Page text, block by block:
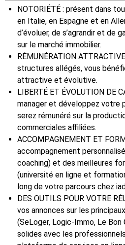
NOTORIÉTÉ : présent dans
en Italie, en Espagne et en
d’évoluer, de s’agrandir et de
sur le marché immobilier.
RÉMUNÉRATION
structures allégés, vous
attractive et évolutive.
LIBERTÉ ET ÉVOLUTION DE
manager et développez votre
serez rémunéré sur la
commerciales affiliées.
ACCOMPAGNEMENT ET
accompagnement
coaching) et des meilleures
(université en ligne et
long de votre parcours chez
DES OUTILS POUR VOTRE
vos annonces sur les
(SeLoger, Logic-Immo, Le Bon
solides avec les